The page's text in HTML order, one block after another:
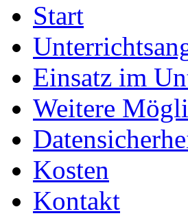
Start
Einsatz im
Weitere
Kosten
Kontakt